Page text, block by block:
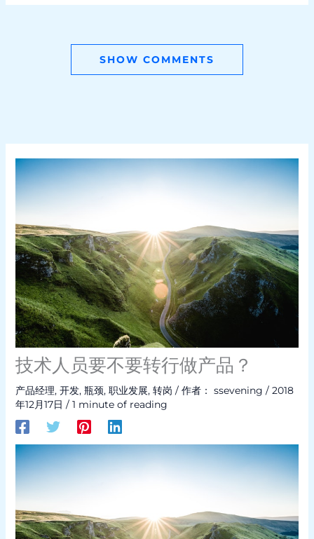
SHOW COMMENTS
技术人员要不要转行做产品？
产品经理, 开发, 瓶颈, 职业发展, 转岗 / 作者： ssevening / 2018
年12月17日 / 1 minute of reading